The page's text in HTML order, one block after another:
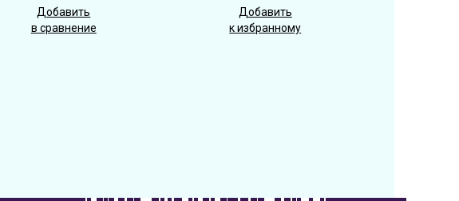
Добавить
в сравнение
Добавить
к избранному